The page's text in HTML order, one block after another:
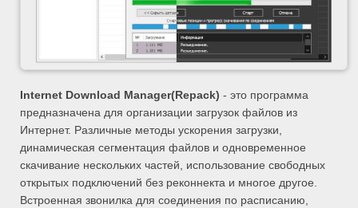
Internet Download Manager(Repack) - это программа
предназначена для организации загрузок файлов из
Интернет. Различные методы ускорения загрузки,
динамическая сегментация файлов и одновременное
скачивание нескольких частей, использование свободных
открытых подключений без реконнекта и многое другое.
Встроенная звонилка для соединения по расписанию,